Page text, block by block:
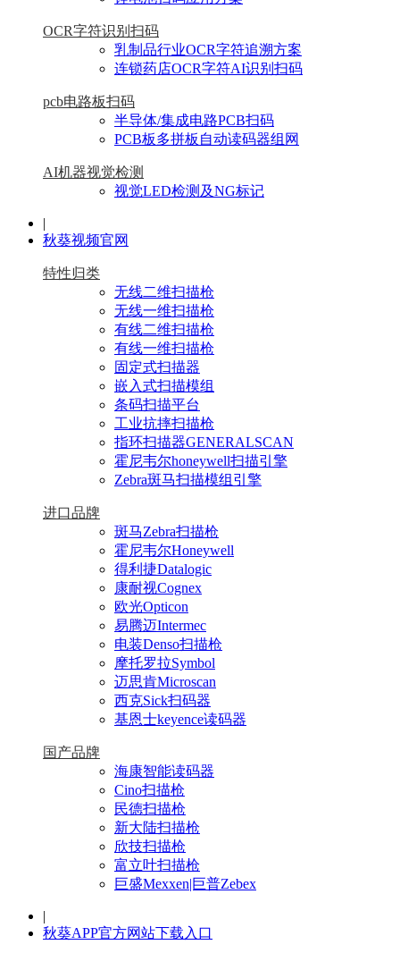
OCR字符识别扫码
乳制品行业OCR字符追溯方案
连锁药店OCR字符AI识别扫码
pcb电路板扫码
半导体/集成电路PCB扫码
PCB板多拼板自动读码器组网
AI机器视觉检测
视觉LED检测及NG标记
|
秋葵视频官网
特性归类
无线二维扫描枪
无线一维扫描枪
有线二维扫描枪
有线一维扫描枪
固定式扫描器
嵌入式扫描模组
条码扫描平台
工业抗摔扫描枪
指环扫描器GENERALSCAN
霍尼韦尔honeywell扫描引擎
Zebra斑马扫描模组引擎
进口品牌
斑马Zebra扫描枪
霍尼韦尔Honeywell
得利捷Datalogic
康耐视Cognex
欧光Opticon
易腾迈Intermec
电装Denso扫描枪
摩托罗拉Symbol
迈思肯Microscan
西克Sick扫码器
基恩士keyence读码器
国产品牌
海康智能读码器
Cino扫描枪
民德扫描枪
新大陆扫描枪
欣技扫描枪
富立叶扫描枪
巨盛Mexxen|巨普Zebex
|
秋葵APP官方网站下载入口